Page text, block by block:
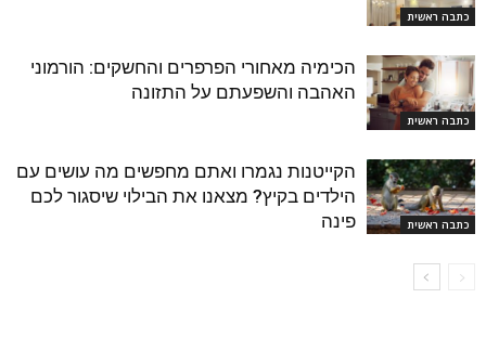
כתבה ראשית
כתבה ראשית
הכימיה מאחורי הפרפרים והחשקים: הורמוני
האהבה והשפעתם על התזונה
כתבה ראשית
הקייטנות נגמרו ואתם מחפשים מה עושים עם
הילדים בקיץ? מצאנו את הבילוי שיסגור לכם
פינה